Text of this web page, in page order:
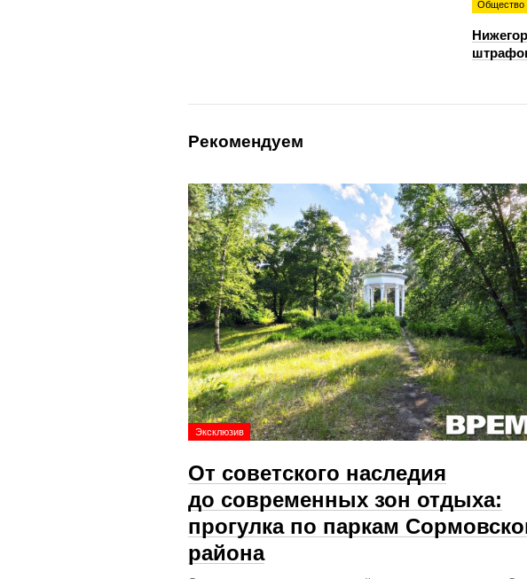
Общество
Рекомендуем
Эксклюзив
От советского наследия
до современных зон отдыха:
прогулка по паркам
района